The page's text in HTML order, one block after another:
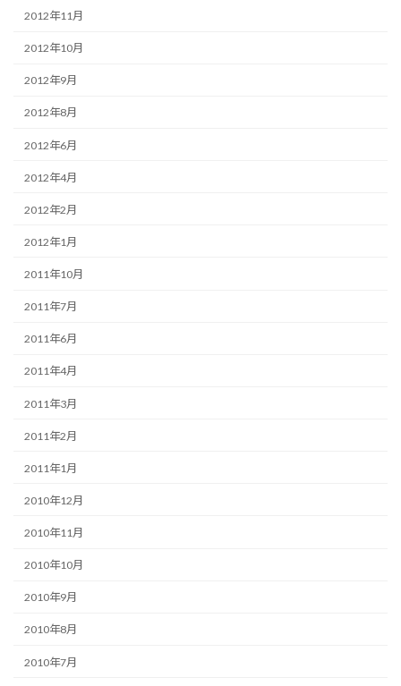
2012年11月
2012年10月
2012年9月
2012年8月
2012年6月
2012年4月
2012年2月
2012年1月
2011年10月
2011年7月
2011年6月
2011年4月
2011年3月
2011年2月
2011年1月
2010年12月
2010年11月
2010年10月
2010年9月
2010年8月
2010年7月